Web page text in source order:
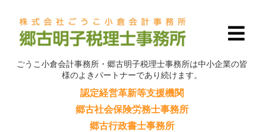
ごうこ小倉会計事務所・郷古明子税理士事務所は中小企業の皆
様のよきパートナーであり続けます。
認定経営革新等支援機関
郷古社会保険労務士事務所
郷古行政書士事務所